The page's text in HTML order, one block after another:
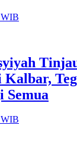
WIB
Kalbar,
Semua
WIB